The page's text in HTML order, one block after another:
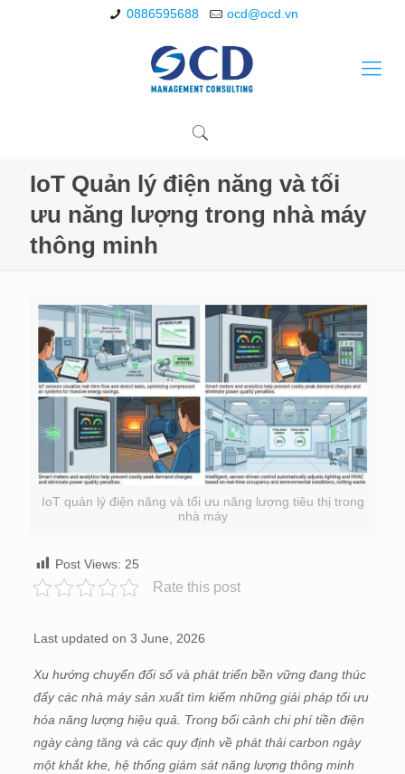
0886595688 ocd@ocd.vn
IoT Quản lý điện năng và tối
ưu năng lượng trong nhà máy
thông minh
IoT quản lý điện năng và tối ưu năng lượng tiêu thị trong
nhà máy
Post Views: 25
Rate this post
Last updated on 3 June, 2026
Xu hướng chuyển đổi số và phát triển bền vững đang thúc
đẩy các nhà máy sản xuất tìm kiếm những giải pháp tối ưu
hóa năng lượng hiệu quả. Trong bối cảnh chi phí tiền điện
ngày càng tăng và các quy định về phát thải carbon ngày
một khắt khe, hệ thống giám sát năng lượng thông minh